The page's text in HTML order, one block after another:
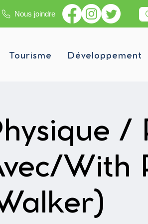
Nous joindre
Tourisme Développement
/
With